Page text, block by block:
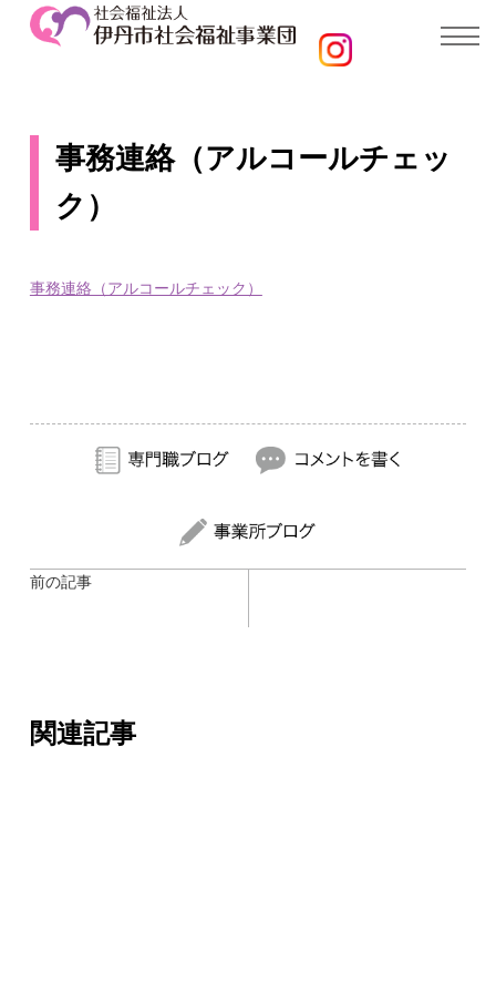
事務連絡（アルコールチェッ
ク）
事務連絡（アルコールチェック）
前の記事
関連記事